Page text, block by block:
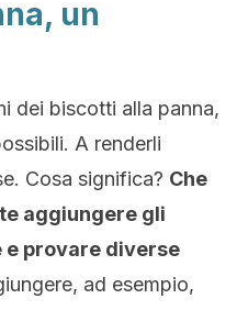
un
dei biscotti alla panna,
A renderli
Cosa significa? Che
aggiungere gli
provare diverse
ad esempio,